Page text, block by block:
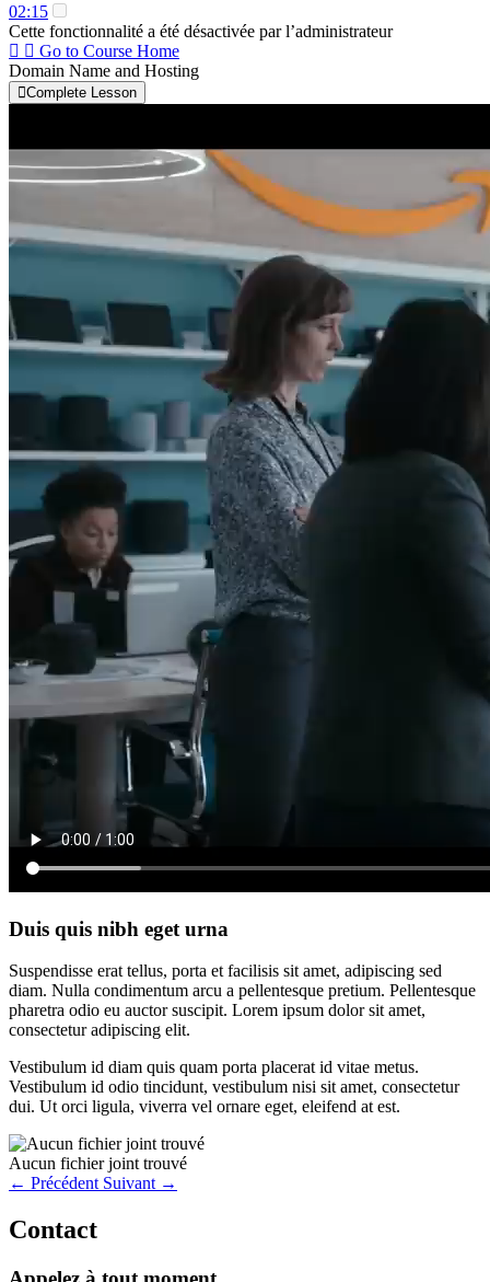
02:15
Cette fonctionnalité a été désactivée par l’administrateur
Go to Course Home
Domain Name and Hosting
Complete Lesson
Duis quis nibh eget urna
Suspendisse erat tellus, porta et facilisis sit amet, adipiscing sed
diam. Nulla condimentum arcu a pellentesque pretium. Pellentesque
pharetra odio eu auctor suscipit. Lorem ipsum dolor sit amet,
consectetur adipiscing elit.
Vestibulum id diam quis quam porta placerat id vitae metus.
Vestibulum id odio tincidunt, vestibulum nisi sit amet, consectetur
dui. Ut orci ligula, viverra vel ornare eget, eleifend at est.
Aucun fichier joint trouvé
← Précédent Suivant →
Contact